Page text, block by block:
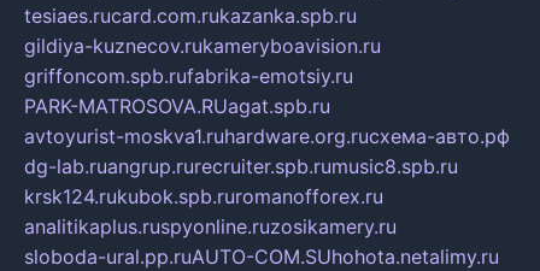
tesiaes.rucard.com.rukazanka.spb.ru
gildiya-kuznecov.rukameryboavision.ru
griffoncom.spb.rufabrika-emotsiy.ru
PARK-MATROSOVA.RUagat.spb.ru
avtoyurist-moskva1.ruhardware.org.ruсхема-авто.рф
dg-lab.ruangrup.rurecruiter.spb.rumusic8.spb.ru
krsk124.rukubok.spb.ruromanofforex.ru
analitikaplus.ruspyonline.ruzosikamery.ru
sloboda-ural.pp.ruAUTO-COM.SUhohota.netalimy.ru